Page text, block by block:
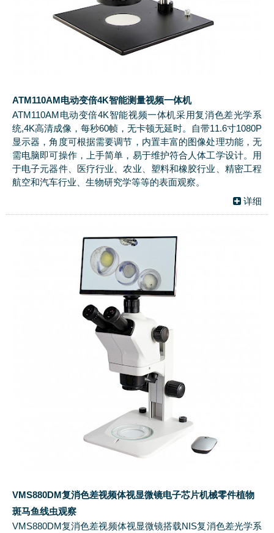
ATM110AM电动变倍4K智能测量视频一体机
ATM110AM电动变倍4K智能视频一体机采用复消色差光学系
统,4K高清成像，每秒60帧，无卡顿无延时。自带11.6寸1080P
显示器，角度可根据需要调节，内置丰富的图像处理功能，无
需电脑即可操作，上手简单，易于维护符合人体工学设计。用
于电子元器件、医疗行业、农业、塑料和橡胶行业、精密工程
航空和汽车行业、生物研究学等等的表面观察。
详细
VMS880DM复消色差视频体视显微镜电子芯片机械零件植物
斑马鱼线虫观察
VMS880DM复消色差视频体视显微镜搭载NIS复消色差光学系